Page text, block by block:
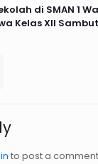
di SMAN 1
Kelas XII
to post a